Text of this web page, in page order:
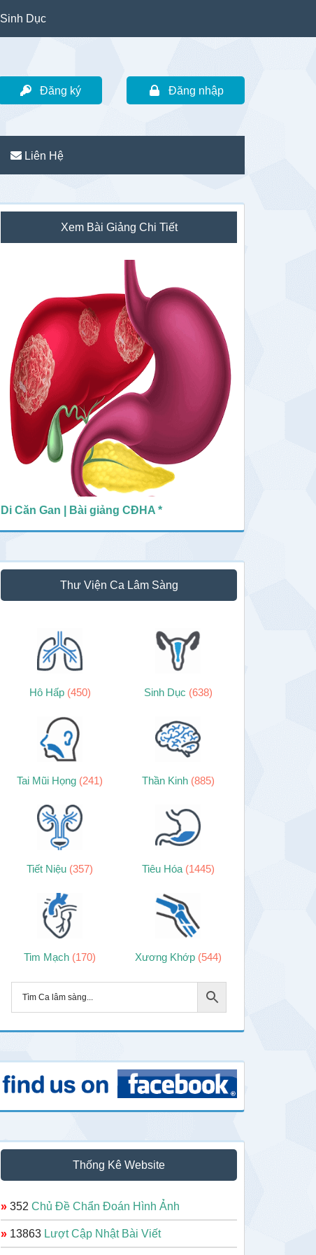
Sinh Dục
Đăng ký Đăng nhập
Liên Hệ
Sidebar
chính
Xem Bài Giảng Chi Tiết
Di Căn Gan | Bài giảng CĐHA *
Thư Viện Ca Lâm Sàng
Hô Hấp (450) Sinh Dục (638)
Tai Mũi Họng (241) Thần Kinh (885)
Tiết Niệu (357) Tiêu Hóa (1445)
Tim Mạch (170) Xương Khớp (544)
Thống Kê Website
» 352 Chủ Đề Chẩn Đoán Hình Ảnh
» 13863 Lượt Cập Nhật Bài Viết